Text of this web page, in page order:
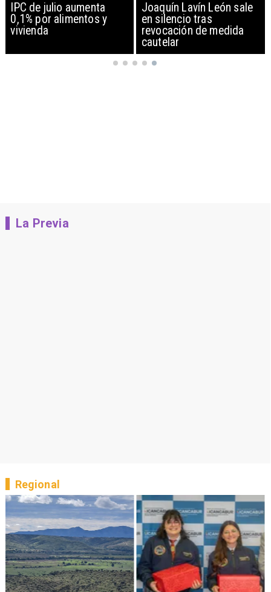
IPC de julio aumenta
0,1% por alimentos y
vivienda
Joaquín Lavín León sale
en silencio tras
revocación de medida
cautelar
La Previa
Regional